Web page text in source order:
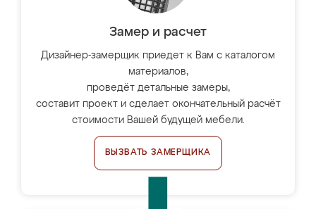
Замер и расчет
Дизайнер-замерщик приедет к Вам с каталогом
материалов,
проведёт детальные замеры,
составит проект и сделает окончательный расчёт
стоимости Вашей будущей мебели.
ВЫЗВАТЬ ЗАМЕРЩИКА